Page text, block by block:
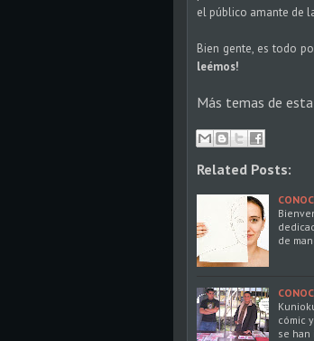
el público amante de
Bien gente, es todo
leémos!
Más temas de
Related Posts:
de
cómic
se